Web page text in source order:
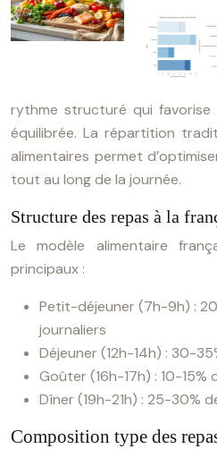
rythme structuré qui favorise
équilibrée. La répartition
alimentaires permet
tout au long de la journée.
Structure des repas à la
Le modèle alimentaire
principaux :
Petit-déjeuner (7h-9h) :
journaliers
Déjeuner (12h-14h) : 30-
Goûter (16h-17h) : 10-
Dîner (19h-21h) : 25-30%
Composition type des